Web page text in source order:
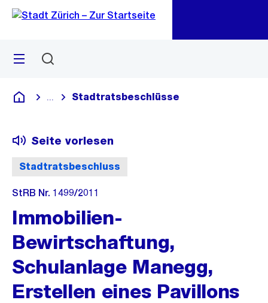
Navigation
Sprunglink
Menü
Deutsch
Blende alle Breadcrumbs ein
Stadtratsbeschlüsse
Stadtratsbeschluss
Seite vorlesen
StRB Nr. 1499/2011
Immobilien-
Bewirtschaftung,
Schulanlage Manegg,
Erstellen eines Pavillons